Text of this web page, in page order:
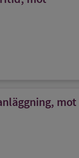
mot